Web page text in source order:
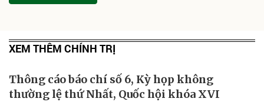
XEM THÊM CHÍNH TRỊ
Thông cáo báo chí số 6, Kỳ họp không
thường lệ thứ Nhất, Quốc hội khóa XVI